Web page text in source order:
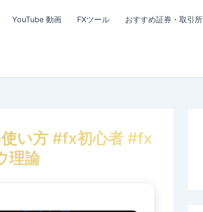
YouTube 動画 FXツール おすすめ証券・取引所
い方 #fx初心者 #fx
理論